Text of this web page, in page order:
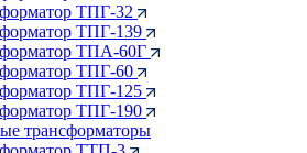
ТПГ-32
ТПГ-139
ТПА-60Г
ТПГ-60
ТПГ-125
ТПГ-190
трансформаторы